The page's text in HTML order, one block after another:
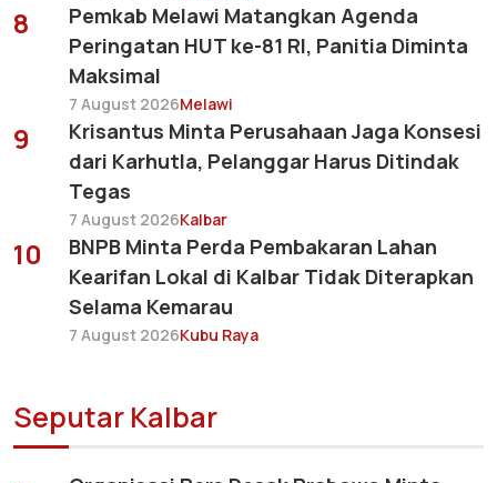
8
Pemkab Melawi Matangkan Agenda
Peringatan HUT ke-81 RI, Panitia Diminta
Maksimal
7 August 2026Melawi
9
Krisantus Minta Perusahaan Jaga Konsesi
dari Karhutla, Pelanggar Harus Ditindak
Tegas
7 August 2026Kalbar
10
BNPB Minta Perda Pembakaran Lahan
Kearifan Lokal di Kalbar Tidak Diterapkan
Selama Kemarau
7 August 2026Kubu Raya
Seputar Kalbar